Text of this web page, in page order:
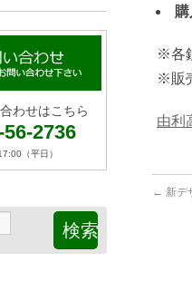
※各
※販
由利
← 新デ
わせはこちら
2736
（平日）